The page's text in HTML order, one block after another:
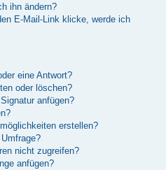
ihn ändern?
E-Mail-Link klicke, werde ich
eine Antwort?
oder löschen?
anfügen?
erstellen?
nicht zugreifen?
anfügen?